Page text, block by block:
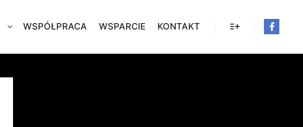
WSPÓŁPRACA WSPARCIE KONTAKT